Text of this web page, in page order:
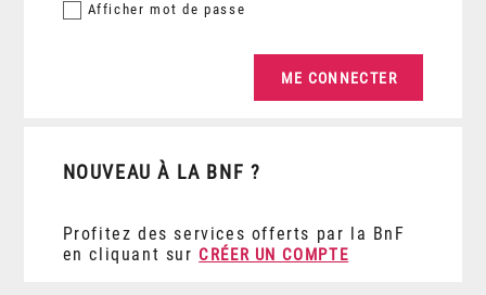
Afficher mot de passe
NOUVEAU À LA BNF ?
Profitez des services offerts par la BnF
en cliquant sur CRÉER UN COMPTE